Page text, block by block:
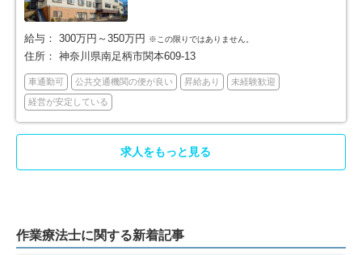
茅ヶ崎市 50
三浦市 秦野市
厚木市 60 大和市 42
伊勢原市 海老名市
座間市 33 南足柄市 11
高座郡寒川町 8 中郡大磯町 3
給与： 300万円～350万円 ※この限りではありません。
住所： 神奈川県南足柄市関本609-13
車通勤可 公共交通機関の便が良い 昇給あり 未経験歓迎
経営が安定している
求人をもっと見る
作業療法士に関する新着記事